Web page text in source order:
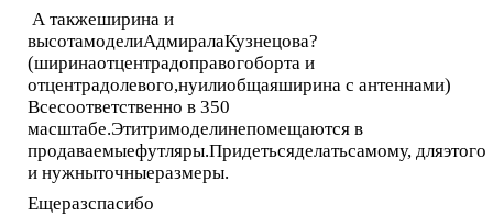
А такжеширина и
высотамоделиАдмиралаКузнецова?
(ширинаотцентрадоправогоборта и
отцентрадолевого,нуилиобщаяширина с антеннами)
Всесоответственно в 350
масштабе.Этитримоделинепомещаются в
продаваемыефутляры.Придетьсяделатьсамому, дляэтого
и нужныточныеразмеры.
Ещеразспасибо